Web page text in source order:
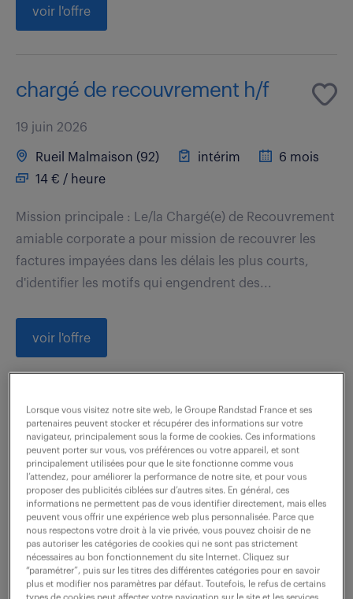
voir l'offre
chargé de recouvrement h/f
19 juin 2026
Rueil Malmaison (92) intérim
6 mois
14 € / heure
Mission principale : Le/la Chargé(e) de Recouvrement
amiable corporate a pour mission de recouvrer les
factures impayées dans les délais les plus courts,
d'identifier les motifs qui engendrent des...
voir l'offre
chargé d'affaires electricite(f/h)
19 juin 2026
Bagneux (92) intérim
3 mois
3 390 - 4 440 € / mois
Souhaiteriez-vous relever des défis en tant que
Chargé d'Affaires en Électricité (H/F) dans une
structure dynamique ? En tant que responsable de
Lorsque vous visitez notre site web, le Groupe Randstad France et ses
partenaires peuvent stocker et récupérer des informations sur votre
navigateur, principalement sous la forme de cookies. Ces informations
peuvent porter sur vous, vos préférences ou votre appareil, et sont
principalement utilisées pour que le site fonctionne comme vous
l’attendez, pour améliorer la performance de notre site, et pour vous
proposer des publicités ciblées sur d’autres sites. En général, ces
informations ne permettent pas de vous identifier directement, mais elles
peuvent vous offrir une expérience web plus personnalisée. Parce que
nous respectons votre droit à la vie privée, vous pouvez choisir de ne
pas autoriser les catégories de cookies qui ne sont pas strictement
nécessaires au bon fonctionnement du site Internet. Cliquez sur
“paramétrer”, puis sur les titres des différentes catégories pour en savoir
plus et modifier nos paramètres par défaut. Toutefois, le refus de certains